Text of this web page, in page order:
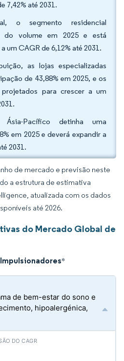
7,42% até 2031.
o segmento residencial
do volume em 2025 e está
um CAGR de 6,12% até 2031.
as lojas especializadas
de 43,88% em 2025, e os
para crescer a um
Pacífico detinha uma
em 2025 e deverá expandir a
2031.
de mercado e previsão neste
a estrutura de estimativa
atualizada com os dados
até 2026.
do Mercado Global de
*
de bem-estar do sono e
hipoalergénica,